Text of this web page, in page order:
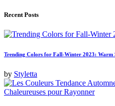
Recent Posts
Trending Colors for Fall-Winter 2023: Warm
by Styletta